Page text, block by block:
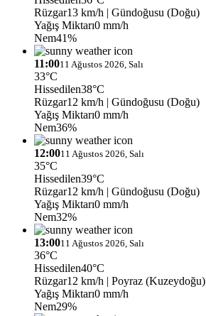
Rüzgar13 km/h | Gündoğusu (Doğu)
Yağış Miktarı0 mm/h
Nem41%
11:0011 Ağustos 2026, Salı
33°C
Hissedilen38°C
Rüzgar12 km/h | Gündoğusu (Doğu)
Yağış Miktarı0 mm/h
Nem36%
12:0011 Ağustos 2026, Salı
35°C
Hissedilen39°C
Rüzgar12 km/h | Gündoğusu (Doğu)
Yağış Miktarı0 mm/h
Nem32%
13:0011 Ağustos 2026, Salı
36°C
Hissedilen40°C
Rüzgar12 km/h | Poyraz (Kuzeydoğu)
Yağış Miktarı0 mm/h
Nem29%